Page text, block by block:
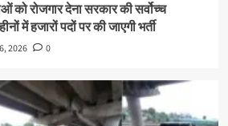
को रोजगार देना सरकार की सर्वोच्च
में हजारों पदों पर की जाएगी भर्ती
2026 0